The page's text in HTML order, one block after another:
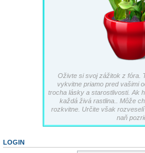
Oživte si svoj zážitok z fóra.
vykvitne priamo pred vašimi
trocha lásky a starostlivosti. Ak
každá živá rastlina.. Môže
rozkvitne. Určite však
naň
LOGIN